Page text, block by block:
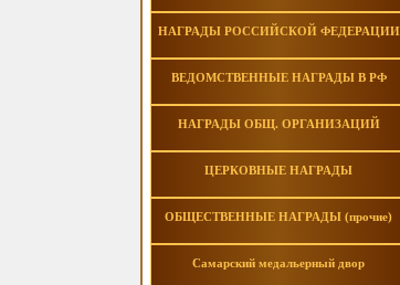
НАГРАДЫ РОССИЙСКОЙ ФЕДЕРАЦИИ
ВЕДОМСТВЕННЫЕ НАГРАДЫ В РФ
НАГРАДЫ ОБЩ. ОРГАНИЗАЦИЙ
ЦЕРКОВНЫЕ НАГРАДЫ
ОБЩЕСТВЕННЫЕ НАГРАДЫ (прочие)
Самарский медальерный двор